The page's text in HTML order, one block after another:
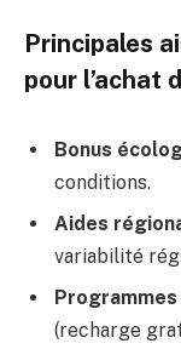
Principales
pour l’achat
Bonus
conditions.
Aides
variabilité
(recharge